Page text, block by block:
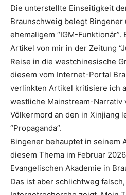
Die unterstellte Einseitigkeit
Braunschweig belegt Bingener
ehemaligem “IGM-
Artikel von mir in der Zeitung
Reise in die westchinesische
diesem vom Internet-Portal
verlinkten Artikel kritisiere ich
westliche Mainstream-Narrativ
Völkermord an den in Xinjiang
“Propaganda”.
Bingener behauptet in seinem
diesem Thema im Februar
Evangelischen Akademie in
Das ist aber schlichtweg